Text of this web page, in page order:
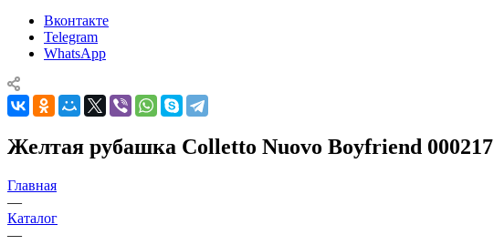
Вконтакте
Telegram
WhatsApp
Желтая рубашка Colletto Nuovo Boyfriend 000217
Главная
—
Каталог
—